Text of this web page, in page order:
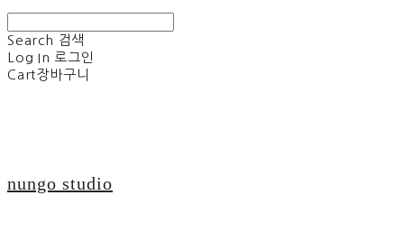
Search 검색
Log In 로그인
Cart장바구니
nungo studio